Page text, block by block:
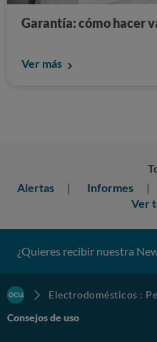
Garantía: cómo hacer
Ver más
Alertas
Informes
Ver
¿Quieres recibir nuestra
Electrodomésticos :
Consejos de uso